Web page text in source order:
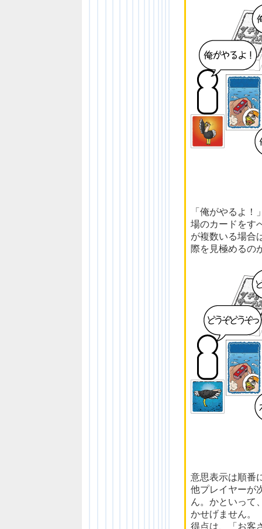
「俺がやるよ
場のカードをす
が複数いる場合
際を見極めるの
意思表示は順番
他プレイヤーが
ん。かといって
かせげません。
得点は、「お客